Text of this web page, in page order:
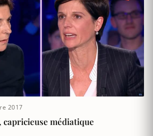
2017
médiatique